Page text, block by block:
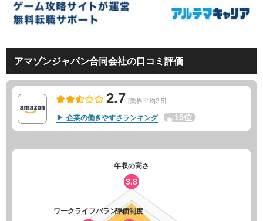
アマゾンジャパン合同会社の口コミ評価
2.7 [業界平均2.5]
企業の働きやすさランキング 15位
年収の高さ
3.8
評価制度
ワークライフバランス